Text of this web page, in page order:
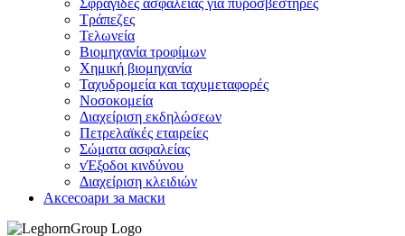
Σφραγίδες ασφαλείας για πυροσβεστήρες
Τράπεζες
Τελωνεία
Βιομηχανία τροφίμων
Χημική βιομηχανία
Ταχυδρομεία και ταχυμεταφορές
Νοσοκομεία
Διαχείριση εκδηλώσεων
Πετρελαϊκές εταιρείες
Σώματα ασφαλείας
vΈξοδοι κινδύνου
Διαχείριση κλειδιών
Аксесоари за маски